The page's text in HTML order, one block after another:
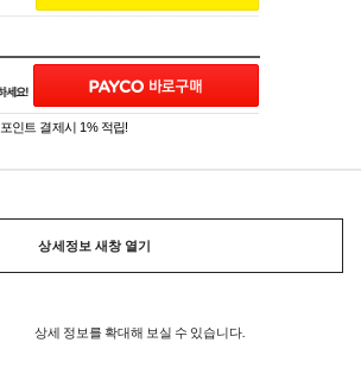
포인트 결제시 1% 적립!
상세정보 새창 열기
상세 정보를 확대해 보실 수 있습니다.